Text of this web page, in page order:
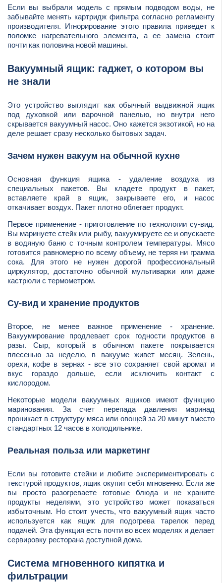
Если вы выбрали модель с прямым подводом воды, не
забывайте менять картридж фильтра согласно регламенту
производителя. Игнорирование этого правила приведет к
поломке нагревательного элемента, а ее замена стоит
почти как половина новой машины.
Вакуумный ящик: гаджет, о котором вы
не знали
Это устройство выглядит как обычный выдвижной ящик
под духовкой или варочной панелью, но внутри него
скрывается вакуумный насос. Оно кажется экзотикой, но на
деле решает сразу несколько бытовых задач.
Зачем нужен вакуум на обычной кухне
Основная функция ящика - удаление воздуха из
специальных пакетов. Вы кладете продукт в пакет,
вставляете край в ящик, закрываете его, и насос
откачивает воздух. Пакет плотно облегает продукт.
Первое применение - приготовление по технологии су-вид.
Вы маринуете стейк или рыбу, вакуумируете ее и опускаете
в водяную баню с точным контролем температуры. Мясо
готовится равномерно по всему объему, не теряя ни грамма
сока. Для этого не нужен дорогой профессиональный
циркулятор, достаточно обычной мультиварки или даже
кастрюли с термометром.
Су-вид и хранение продуктов
Второе, не менее важное применение - хранение.
Вакуумирование продлевает срок годности продуктов в
разы. Сыр, который в обычном пакете покрывается
плесенью за неделю, в вакууме живет месяц. Зелень,
орехи, кофе в зернах - все это сохраняет свой аромат и
вкус гораздо дольше, если исключить контакт с
кислородом.
Некоторые модели вакуумных ящиков имеют функцию
маринования. За счет перепада давления маринад
проникает в структуру мяса или овощей за 20 минут вместо
стандартных 12 часов в холодильнике.
Реальная польза или маркетинг
Если вы готовите стейки и любите экспериментировать с
текстурой продуктов, ящик окупит себя мгновенно. Если же
вы просто разогреваете готовые блюда и не храните
продукты неделями, это устройство может показаться
избыточным. Но стоит учесть, что вакуумный ящик часто
используется как ящик для подогрева тарелок перед
подачей. Эта функция есть почти во всех моделях и делает
сервировку ресторана доступной дома.
Система мгновенного кипятка и
фильтрации